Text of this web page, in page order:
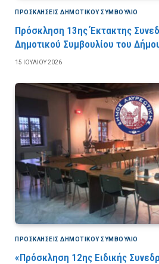
ΠΡΟΣΚΛΉΣΕΙΣ ΔΗΜΟΤΙΚΟΎ ΣΥΜΒΟΎΛΙΟ
Πρόσκληση 13ης Έκτακτης
Δημοτικού Συμβουλίου του
15 ΙΟΥΛΊΟΥ 2026
ΠΡΟΣΚΛΉΣΕΙΣ ΔΗΜΟΤΙΚΟΎ ΣΥΜΒΟΎΛΙΟ
«Πρόσκληση 12ης Ειδικής